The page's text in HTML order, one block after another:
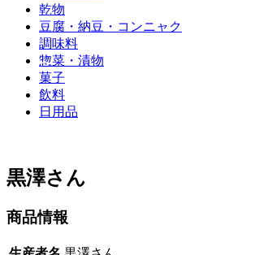
乾物
豆腐・納豆・コンニャク
調味料
惣菜・漬物
菓子
飲料
日用品
黒澤さん
商品情報